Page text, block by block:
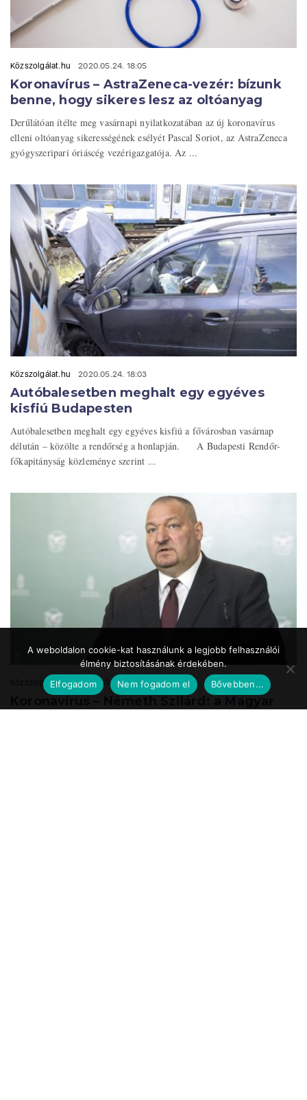
Közszolgálat.hu 2020.05.24. 18:05
Koronavírus – AstraZeneca-vezér: bízunk
benne, hogy sikeres lesz az oltóanyag
Derűlátóan ítélte meg vasárnapi nyilatkozatában az új koronavírus
elleni oltóanyag sikerességének esélyét Pascal Soriot, az AstraZeneca
gyógyszeripari óriáscég vezérigazgatója. Az ...
Közszolgálat.hu 2020.05.24. 18:03
Autóbalesetben meghalt egy egyéves
kisfiú Budapesten
Autóbalesetben meghalt egy egyéves kisfiú a fővárosban vasárnap
délután – közölte a rendőrség a honlapján. A Budapesti Rendőr-
főkapitányság közleménye szerint ...
Közszolgálat.hu 2020.05.24. 17:39
A weboldalon cookie-kat használunk a legjobb felhasználói
élmény biztosításának érdekében.
Elfogadom
Nem fogadom el Bővebben...